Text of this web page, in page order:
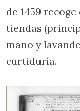
de 1459
tiendas
mano y
curtiduría.